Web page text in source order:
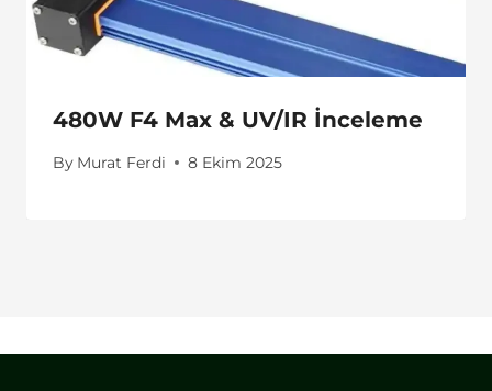
480W F4 Max & UV/IR İnceleme
By Murat Ferdi 8 Ekim 2025